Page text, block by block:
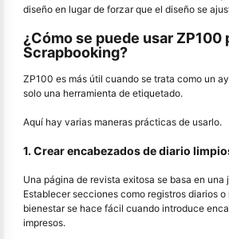
diseño en lugar de forzar que el diseño se
¿Cómo se puede usar ZP100
Scrapbooking?
ZP100 es más útil cuando se trata como un
solo una herramienta de etiquetado.
Aquí hay varias maneras prácticas de usarlo.
1. Crear encabezados de diario
Una página de revista exitosa se basa en una
Establecer secciones como registros diarios o
bienestar se hace fácil cuando introduce
impresos.